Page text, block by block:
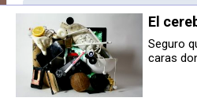
Chivite detalla la identidad de los
dos representantes de Acciona en
la reunión junto con Antxón
Alonso
El
Seguro
caras